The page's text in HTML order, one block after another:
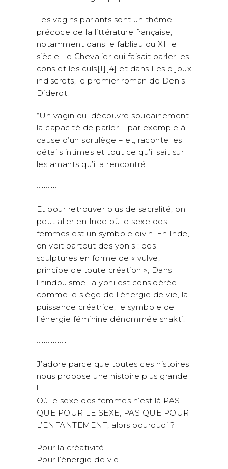
Les vagins parlants sont un thème
précoce de la littérature française,
notamment dans le fabliau du XIIIe
siècle Le Chevalier qui faisait parler les
cons et les culs[1][4] et dans Les bijoux
indiscrets, le premier roman de Denis
Diderot.
“Un vagin qui découvre soudainement
la capacité de parler – par exemple à
cause d’un sortilège – et, raconte les
détails intimes et tout ce qu’il sait sur
les amants qu’il a rencontré.
•••••••••
Et pour retrouver plus de sacralité, on
peut aller en Inde où le sexe des
femmes est un symbole divin. En Inde,
on voit partout des yonis : des
sculptures en forme de « vulve,
principe de toute création », Dans
l’hindouisme, la yoni est considérée
comme le siège de l’énergie de vie, la
puissance créatrice, le symbole de
l’énergie féminine dénommée shakti.
•••••••••••••
J’adore parce que toutes ces histoires
nous propose une histoire plus grande
!
Où le sexe des femmes n’est là PAS
QUE POUR LE SEXE, PAS QUE POUR
L’ENFANTEMENT, alors pourquoi ?
Pour la créativité
Pour l’énergie de vie